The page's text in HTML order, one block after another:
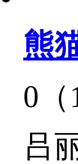
熊
0
吕